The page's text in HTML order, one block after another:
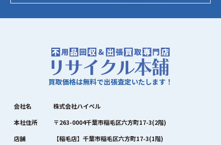
買取価格は無料で出張査定いたします！
会社名
株式会社ハイペル
本社住所
〒263-0004千葉市稲毛区六方町17-3(2階)
店舗
【稲毛店】千葉市稲毛区六方町17-3(1階)